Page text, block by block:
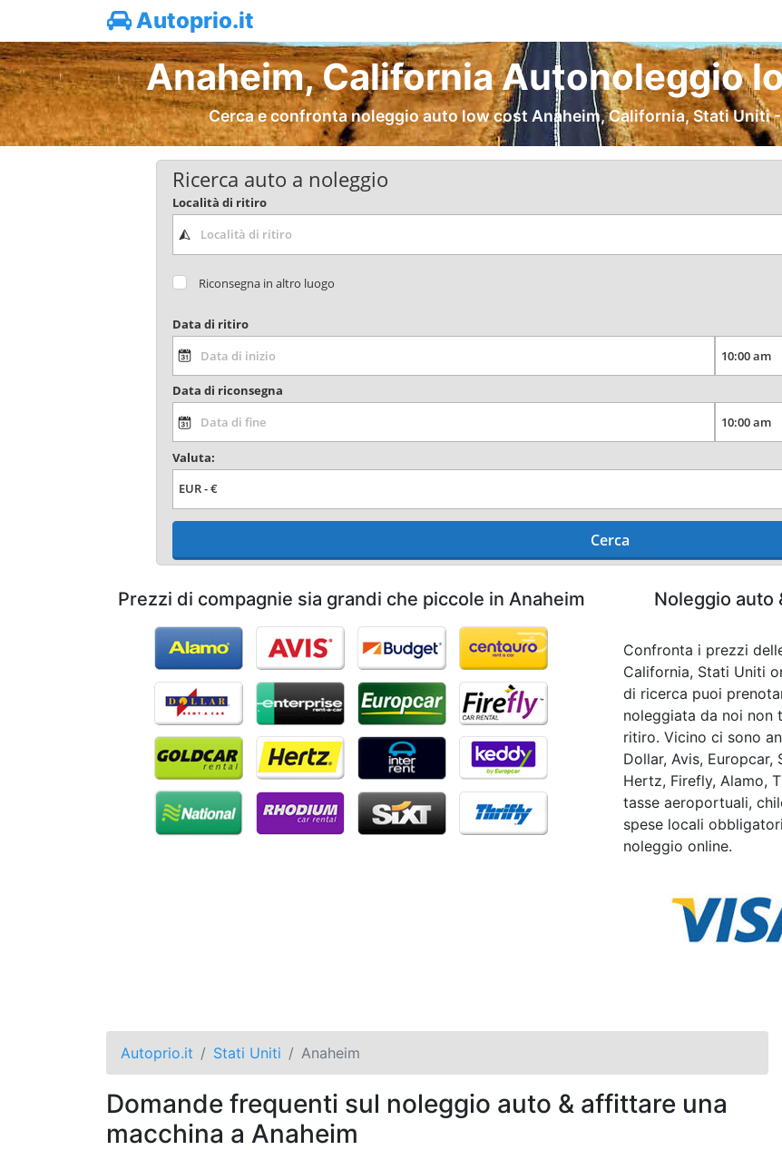
Autoprio.it
Anaheim, California Autonoleggio
Cerca e confronta noleggio auto low cost Anaheim, California, Stati Uniti
Ricerca auto a noleggio
Località di ritiro
Riconsegna in altro luogo
Data di ritiro
Data di riconsegna
Valuta:
Cerca
Prezzi di compagnie sia grandi che piccole in Anaheim
Noleggio auto
Confronta i prezzi
California, Stati Uniti
di ricerca puoi
noleggiata da noi non
ritiro. Vicino ci sono
Dollar, Avis, Europcar,
Hertz, Firefly, Alamo,
tasse aeroportuali,
spese locali
noleggio online.
Autoprio.it Stati Uniti Anaheim
Domande frequenti sul noleggio auto & affittare una
macchina a Anaheim